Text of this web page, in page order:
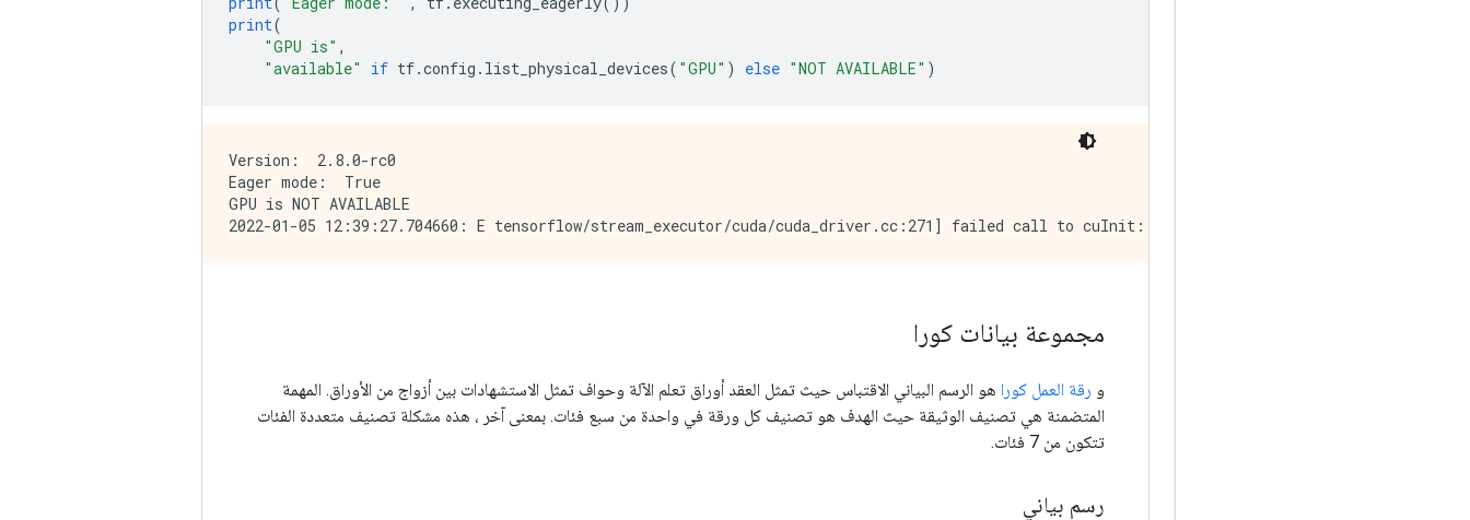
print(
"GPU is" ,
"available"
if tf.config . list_physical_devices( "GPU" ) else "NOT AVAILABLE" )
Version:  2.8.0-rc0
Eager mode:  True
GPU is NOT AVAILABLE
مجموعة بيانات كورا
و رقة العمل كورا هو الرسم البياني الاقتباس حيث تمثل العقد أوراق تعلم الآلة وحواف تمثل الاستشهادات بين أزواج من الأوراق. المهمة
المتضمنة هي تصنيف الوثيقة حيث الهدف هو تصنيف كل ورقة في واحدة من سبع فئات. بمعنى آخر ، هذه مشكلة تصنيف متعددة الفئات
تتكون من 7 فئات.
رسم بياني